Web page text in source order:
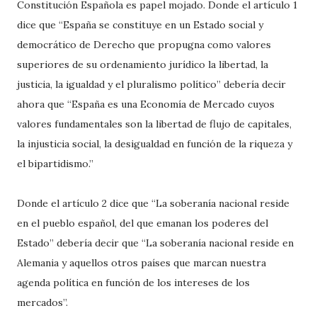
Constitución Española es papel mojado. Donde el artículo 1
dice que “España se constituye en un Estado social y
democrático de Derecho que propugna como valores
superiores de su ordenamiento jurídico la libertad, la
justicia, la igualdad y el pluralismo político” debería decir
ahora que “España es una Economía de Mercado cuyos
valores fundamentales son la libertad de flujo de capitales,
la injusticia social, la desigualdad en función de la riqueza y
el bipartidismo.”
Donde el artículo 2 dice que “La soberanía nacional reside
en el pueblo español, del que emanan los poderes del
Estado” debería decir que “La soberanía nacional reside en
Alemania y aquellos otros países que marcan nuestra
agenda política en función de los intereses de los
mercados”.